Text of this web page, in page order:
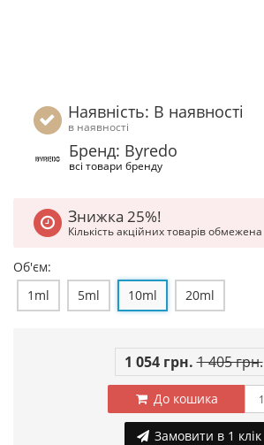
Наявність: В наявності
в наявності
Бренд: Byredo
всі товари бренду
Знижка 25%!
Кількість акційних товарів обмежена
Об'єм:
1ml
5ml 10ml 20ml
1 054 грн. 1 405 грн.
До кошика
Замовити в 1 клік